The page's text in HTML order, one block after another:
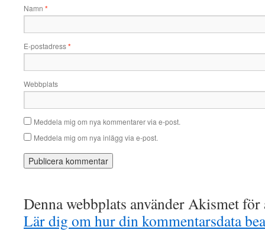
Namn *
E-postadress*
Webbplats
Meddela mig om nya kommentarer via e-post.
Meddela mig om nya inlägg via e-post.
Denna webbplats använder Akismet
Lär dig om hur din kommentarsdata